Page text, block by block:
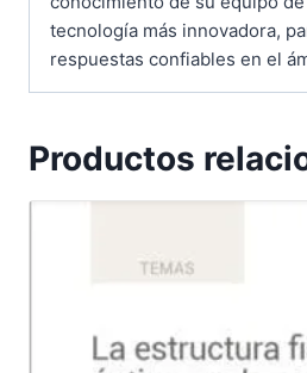
tecnología más innovadora,
respuestas confiables en el
Productos